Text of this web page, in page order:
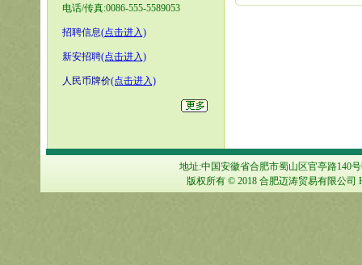
电话/传真:0086-555-5589053
招聘信息(点击进入)
新安招聘(点击进入)
人民币牌价(点击进入)
地址:中国安徽省合肥市蜀山区官亭路140
版权所有 © 2018 合肥迈涛贸易有限公司